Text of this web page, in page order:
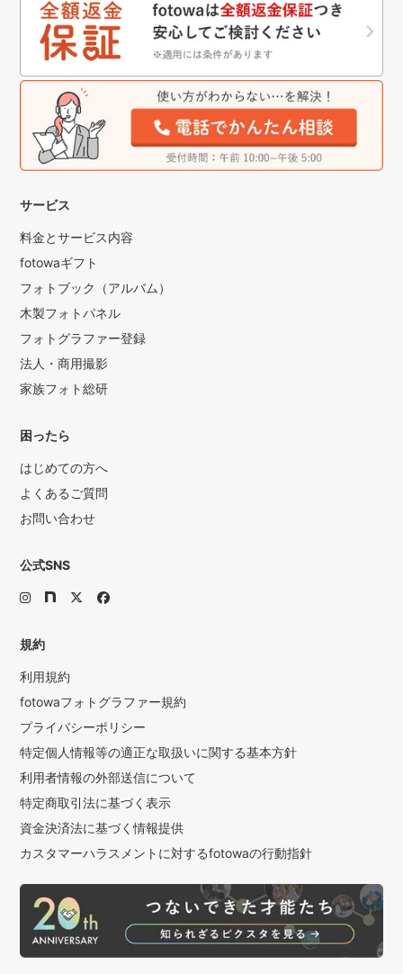
サービス
料金とサービス内容
fotowaギフト
フォトブック（アルバム）
木製フォトパネル
フォトグラファー登録
法人・商用撮影
家族フォト総研
困ったら
はじめての方へ
よくあるご質問
お問い合わせ
公式SNS
規約
利用規約
fotowaフォトグラファー規約
プライバシーポリシー
特定個人情報等の適正な取扱いに関する基本方針
利用者情報の外部送信について
特定商取引法に基づく表示
資金決済法に基づく情報提供
カスタマーハラスメントに対するfotowaの行動指針